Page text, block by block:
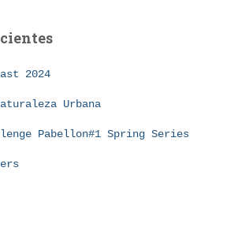
2024
Urbana
Pabellon#1 Spring Series